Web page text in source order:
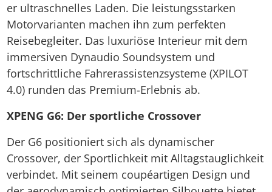
er ultraschnelles Laden. Die leistungsstarken
Motorvarianten machen ihn zum perfekten
Reisebegleiter. Das luxuriöse Interieur mit dem
immersiven Dynaudio Soundsystem und
fortschrittliche Fahrerassistenzsysteme (XPILOT
4.0) runden das Premium-Erlebnis ab.
XPENG G6: Der sportliche Crossover
Der G6 positioniert sich als dynamischer
Crossover, der Sportlichkeit mit Alltagstauglichkeit
verbindet. Mit seinem coupéartigen Design und